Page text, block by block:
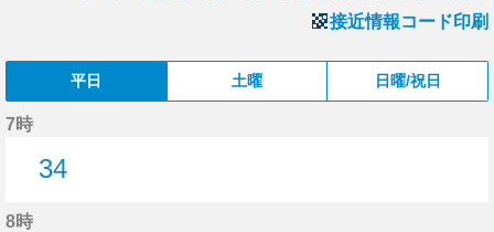
接近情報コード印刷
平日 土曜 日曜/祝日
7時
34
8時